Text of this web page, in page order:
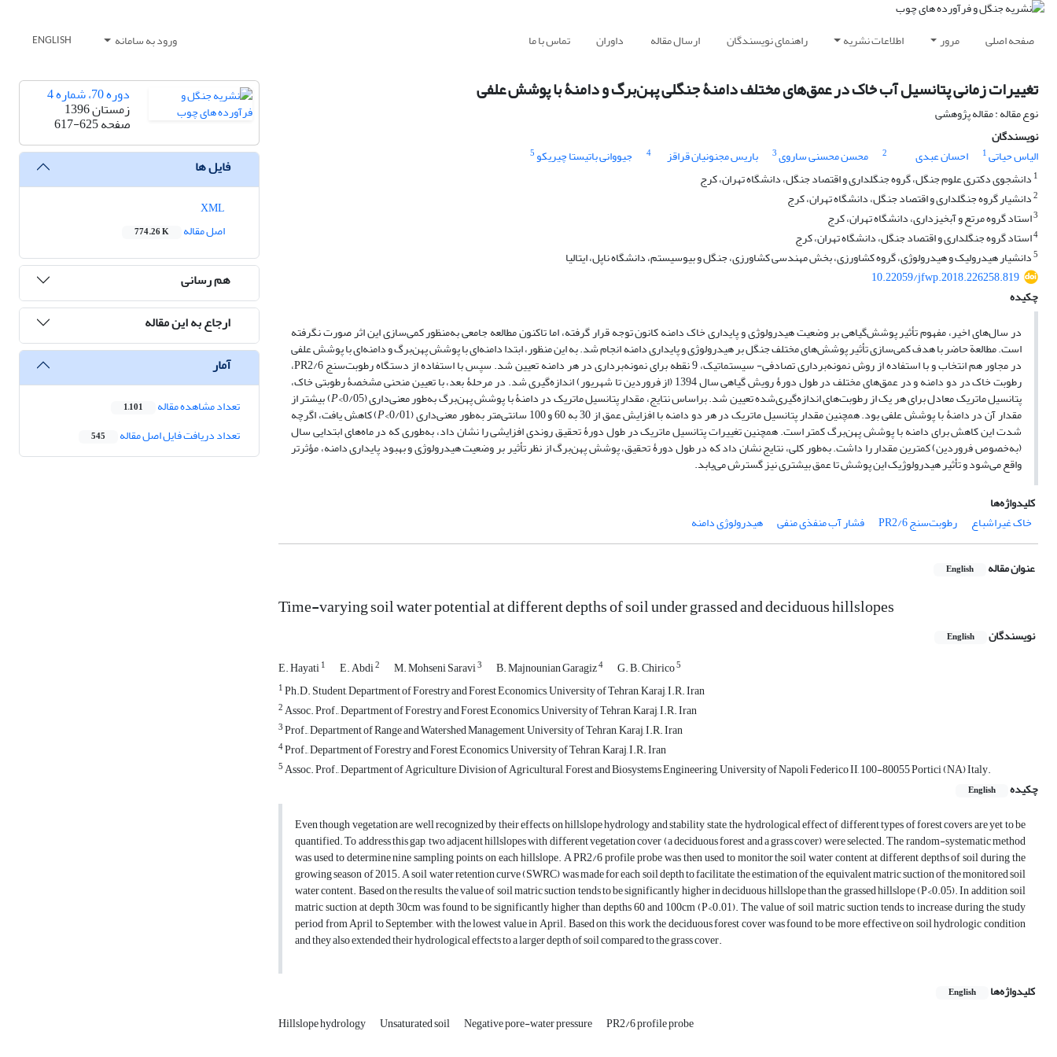
صفحه اصلی مرور اطلاعات نشریه راهنمای نویسندگان ارسال مقاله داوران تماس با ما ورود به سامانه ENGLISH
تغییرات زمانی پتانسیل آب خاک در عمق‌های مختلف دامنۀ جنگلی پهن‌برگ و دامنۀ با پوشش علفی
نوع مقاله : مقاله پژوهشی
نویسندگان
الیاس حیاتی1 احسان عبدی 2 محسن محسنی ساروی3 باریس مجنونیان قراقز 4 جیووانی باتیستا چیریکو5
1 دانشجوی دکتری علوم جنگل، گروه جنگلداری و اقتصاد جنگل، دانشگاه تهران، کرج
2دانشیار گروه جنگلداری و اقتصاد جنگل، دانشگاه تهران، کرج
3استاد گروه مرتع و آبخیزداری، دانشگاه تهران، کرج
4استاد گروه جنگلداری و اقتصاد جنگل، دانشگاه تهران، کرج
5دانشیار هیدرولیک و هیدرولوژی، گروه کشاورزی، بخش مهندسی کشاورزی، جنگل و بیوسیستم، دانشگاه ناپل، ایتالیا
10.22059/jfwp.2018.226258.819
چکیده
در سال‌های اخیر، مفهوم تأثیر پوشش‌گیاهی بر وضعیت هیدرولوژی و پایداری خاک دامنه کانون توجه قرار گرفته، اما تاکنون مطالعه جامعی به‌منظور کمی‌سازی این اثر صورت نگرفته
است. مطالعة حاضر با هدف کمی‌سازی تأثیر پوشش‌های مختلف جنگل بر هیدرولوژی و پایداری دامنه انجام شد. به ‌این منظور، ابتدا دامنه‌ای با پوشش پهن‌برگ و دامنه‌ای با پوشش علفی
در مجاور هم انتخاب و با استفاده از روش نمونه‌برداری تصادفی- سیستماتیک، 9 نقطه برای نمونه‌برداری در هر دامنه تعیین شد. سپس با استفاده از دستگاه رطوبت‌سنج PR2/6،
رطوبت خاک در دو دامنه و در عمق‌های مختلف در طول دورۀ رویش گیاهی سال 1394 (از فروردین تا شهریور) اندازه‌گیری شد. در مرحلۀ بعد، با تعیین منحنی مشخصۀ رطوبتی خاک،
پتانسیل ماتریک معادل برای هر یک از رطوبت‌های اندازه‌گیری‌شده تعیین شد. براساس نتایج، مقدار پتانسیل ماتریک در دامنۀ با پوشش پهن‌برگ به‌طور معنی‌داری (0/05> P) بیشتر از
مقدار آن در دامنۀ با پوشش علفی بود. همچنین مقدار پتانسیل ماتریک در هر دو دامنه با افزایش عمق از 30 به 60 و 100 سانتی‌متر به‌طور معنی‌داری (0/01> P) کاهش یافت، اگرچه
شدت این کاهش برای دامنه با پوشش پهن‌برگ کمتر است. همچنین تغییرات پتانسیل ماتریک در طول دورۀ تحقیق روندی افزایشی را نشان داد، به‌طوری که در ماه‌های ابتدایی سال
(به‌خصوص فروردین) کمترین مقدار را داشت. به‌طور کلی، نتایج نشان داد که در طول دورۀ تحقیق، پوشش پهن‌برگ از نظر تأثیر بر وضعیت هیدرولوژی و بهبود پایداری دامنه، مؤثرتر
واقع می‌شود و تأثیر هیدرولوژیک این پوشش تا عمق بیشتری نیز گسترش می‌یابد.
کلیدواژه‌ها
خاک غیراشباع
رطوبت‌سنج PR2/6 فشار آب منفذی منفی هیدرولوژی دامنه
عنوان مقاله English
Time-varying soil water potential at different depths of soil under grassed and deciduous hillslopes
نویسندگان English
E. Hayati1 E. Abdi2 M. Mohseni Saravi3 B. Majnounian Garagiz4 G. B. Chirico5
1Ph.D. Student, Department of Forestry and Forest Economics, University of Tehran, Karaj, I.R. Iran
2Assoc. Prof., Department of Forestry and Forest Economics, University of Tehran, Karaj, I.R. Iran
3Prof., Department of Range and Watershed Management, University of Tehran, Karaj, I.R. Iran
4Prof., Department of Forestry and Forest Economics, University of Tehran, Karaj, I.R. Iran
5Assoc. Prof., Department of Agriculture, Division of Agricultural, Forest and Biosystems Engineering, University of Napoli Federico II, 100-80055 Portici (NA) Italy.
چکیده
English
Even though vegetation are well recognized by their effects on hillslope hydrology and stability state, the hydrological effect of different types of forest covers are yet to be
quantified. To address this gap, two adjacent hillslopes with different vegetation cover (a deciduous forest and a grass cover) were selected. The random-systematic method
was used to determine nine sampling points on each hillslope. A PR2/6 profile probe was then used to monitor the soil water content at different depths of soil during the
growing season of 2015. A soil water retention curve (SWRC) was made for each soil depth to facilitate the estimation of the equivalent matric suction of the monitored soil
water content. Based on the results, the value of soil matric suction tends to be significantly higher in deciduous hillslope than the grassed hillslope (P<0.05). In addition, soil
matric suction at depth 30cm was found to be significantly higher than depths 60 and 100cm (P<0.01). The value of soil matric suction tends to increase during the study
period from April to September, with the lowest value in April. Based on this work, the deciduous forest cover was found to be more effective on soil hydrologic condition
and they also extended their hydrological effects to a larger depth of soil compared to the grass cover.
کلیدواژه‌ها English
Hillslope hydrology Unsaturated soil Negative pore-water pressure PR2/6 profile probe
دوره 70، شماره 4
زمستان 1396
صفحه617-625
فایل ها
اصل مقاله
774.26 K
هم رسانی
ارجاع به این مقاله
آمار
تعداد مشاهده مقاله 1,101
تعداد دریافت فایل اصل مقاله 545